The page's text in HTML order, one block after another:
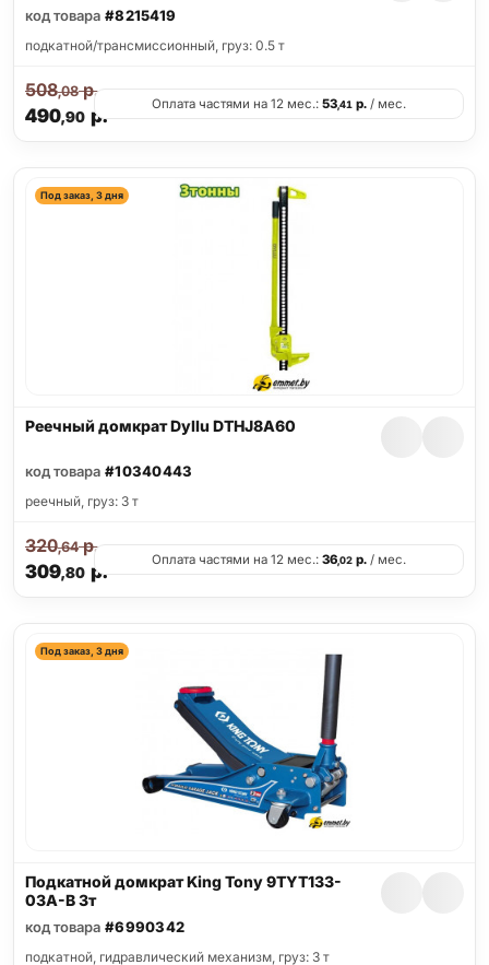
код товара #8215419
подкатной/трансмиссионный, груз: 0.5 т
490,90р.
508,08р.
Оплата частями на 12 мес.: 53,41 р. / мес.
Под заказ, 3 дня
Реечный домкрат Dyllu DTHJ8A60
код товара #10340443
реечный, груз: 3 т
309,80р.
320,64р.
Оплата частями на 12 мес.: 36,02 р. / мес.
Под заказ, 3 дня
Подкатной домкрат King Tony 9TYT133-
03A-B 3т
код товара #6990342
подкатной, гидравлический механизм, груз: 3 т